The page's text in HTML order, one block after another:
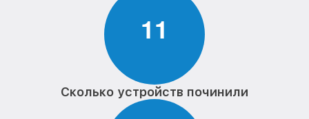
11
Сколько устройств починили